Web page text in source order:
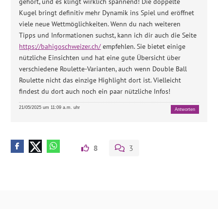
Kugel bringt definitiv mehr Dynamik ins Spiel und eröffnet
viele neue Wettmöglichkeiten. Wenn du nach weiteren
Tipps und Informationen suchst, kann ich dir auch die Seite
https://bahigoschweizer.ch/empfehlen. Sie bietet einige
nützliche Einsichten und hat eine gute Übersicht über
verschiedene Roulette-Varianten, auch wenn Double Ball
Roulette nicht das einzige Highlight dort ist. Vielleicht
findest du dort auch noch ein paar nützliche Infos!
21/05/2025 um 11:09 a.m. uhr Antworten
8 3